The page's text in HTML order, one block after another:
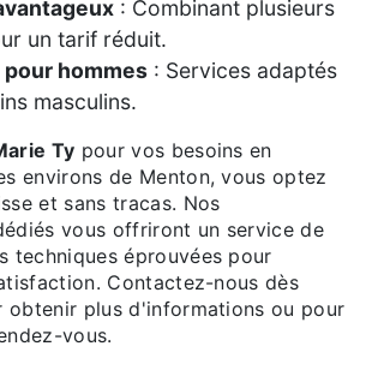
: Combinant plusieurs
un tarif réduit.
hommes : Services adaptés
masculins.
Ty pour vos besoins en
environs de Menton, vous optez
et sans tracas. Nos
vous offriront un service de
techniques éprouvées pour
Contactez-nous dès
obtenir plus d'informations ou pour
vous.